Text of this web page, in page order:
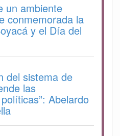
un ambiente
conmemorada la
y el Día del
del sistema de
las
Abelardo